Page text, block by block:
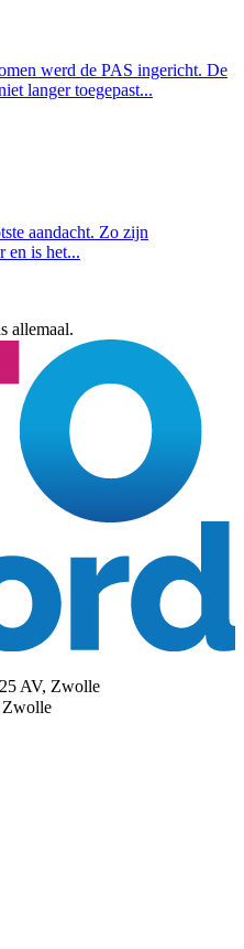
werd de PAS ingericht. De
langer toegepast...
aandacht. Zo zijn
en is het...
allemaal.
AV, Zwolle
Zwolle